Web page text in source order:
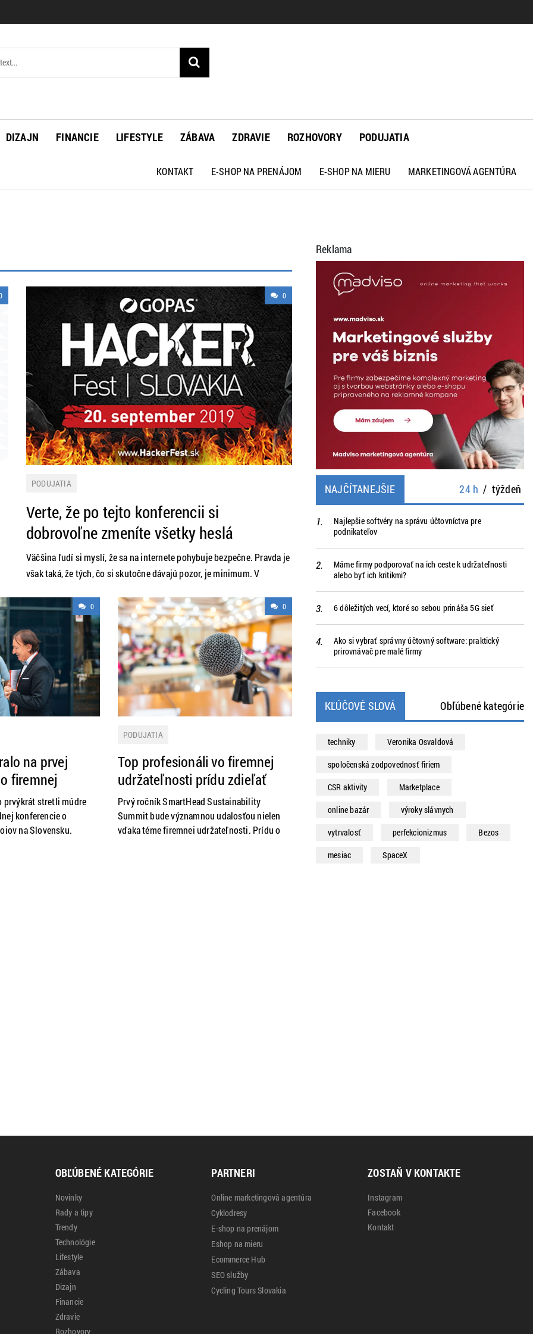
DIZAJN FINANCIE LIFESTYLE ZÁBAVA ZDRAVIE ROZHOVORY PODUJATIA
KONTAKT E-SHOP NA PRENÁJOM E-SHOP NA MIERU MARKETINGOVÁ AGENTÚRA
0
PODUJATIA
Verte, že po tejto konferencii si
dobrovoľne zmeníte všetky heslá
Väčšina ľudí si myslí, že sa na internete pohybuje bezpečne. Pravda je
však taká, že tých, čo si skutočne dávajú pozor, je minimum. V
nemožno stopercentne spoliehať v podstate na nič. HackerFest
Slovakia 2019 je bezpečnostná konferencia o najnebezpečnejších
praktikách hackingu dnešnej doby, kde bude
0
na prvej
firemnej
na Slovensku
prvýkrát stretli múdre
konferencie o
na Slovensku.
0
PODUJATIA
Top profesionáli vo firemnej
udržateľnosti prídu zdieľať
svoje know-how na Slovensko
Prvý ročník SmartHead Sustainability
Summit bude významnou udalosťou nielen
vďaka téme firemnej udržateľnosti. Prídu o
Reklama
NAJČÍTANEJŠIE 24 h / týždeň
Najlepšie softvéry na správu účtovníctva pre
podnikateľov
Máme firmy podporovať na ich ceste k udržateľnosti
alebo byť ich kritikmi?
6 dôležitých vecí, ktoré so sebou prináša 5G sieť
Ako si vybrať správny účtovný software: praktický
prirovnávač pre malé firmy
KĽÚČOVÉ SLOVÁ Obľúbené kategórie
techniky
Veronika Osvaldová
spoločenská zodpovednosť firiem
CSR aktivity
Marketplace
online bazár
výroky slávnych
vytrvalosť
perfekcionizmus
Bezos
mesiac
SpaceX
OBĽÚBENÉ KATEGÓRIE
Novinky
Rady a tipy
Trendy
Technológie
Lifestyle
Zábava
Dizajn
Financie
Zdravie
Rozhovory
PARTNERI
Online marketingová agentúra
Cyklodresy
E-shop na prenájom
Eshop na mieru
Ecommerce Hub
SEO služby
Cycling Tours Slovakia
ZOSTAŇ V KONTAKTE
Instagram
Facebook
Kontakt